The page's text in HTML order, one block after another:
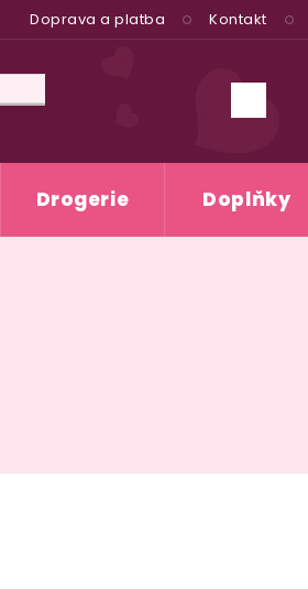
Doprava a platba Kontakt
Drogerie Doplňky